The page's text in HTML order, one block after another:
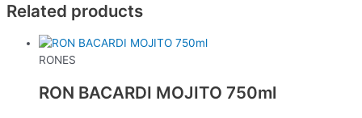
Related products
RONES
RON BACARDI MOJITO 750ml